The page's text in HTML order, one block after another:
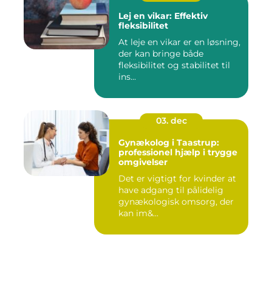
Lej en vikar: Effektiv
fleksibilitet
At leje en vikar er en løsning,
der kan bringe både
fleksibilitet og stabilitet til
ins...
03. dec
Gynækolog i Taastrup:
professionel hjælp i trygge
omgivelser
Det er vigtigt for kvinder at
have adgang til pålidelig
gynækologisk omsorg, der
kan im&...